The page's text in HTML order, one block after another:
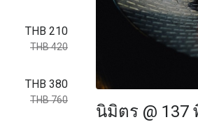
THB 210
THB 420
THB 380
THB 760
นิมิตร @ 137